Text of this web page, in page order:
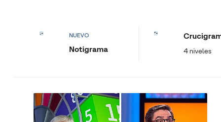
NUEVO
Notigrama 4 niveles